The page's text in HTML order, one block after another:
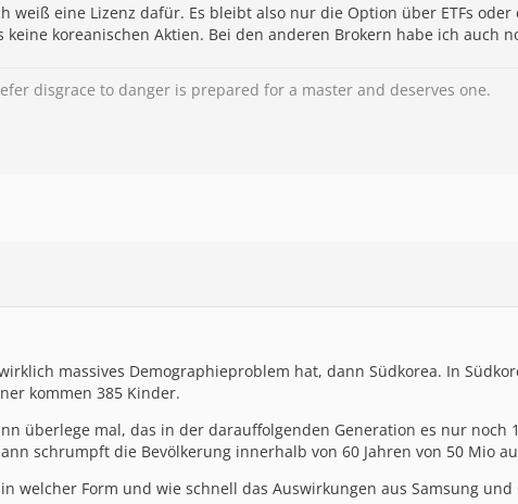
weiß eine Lizenz dafür. Es bleibt also nur die Option über ETFs
keine koreanischen Aktien. Bei den anderen Brokern habe ich auch
disgrace to danger is prepared for a master and deserves one.
massives Demographieproblem hat, dann Südkorea. In
kommen 385 Kinder.
überlege mal, das in der darauffolgenden Generation es nur
schrumpft die Bevölkerung innerhalb von 60 Jahren von 50 Mio
welcher Form und wie schnell das Auswirkungen aus Samsung